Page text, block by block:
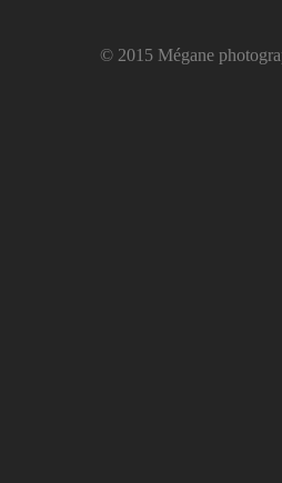
© 2015 Mégane